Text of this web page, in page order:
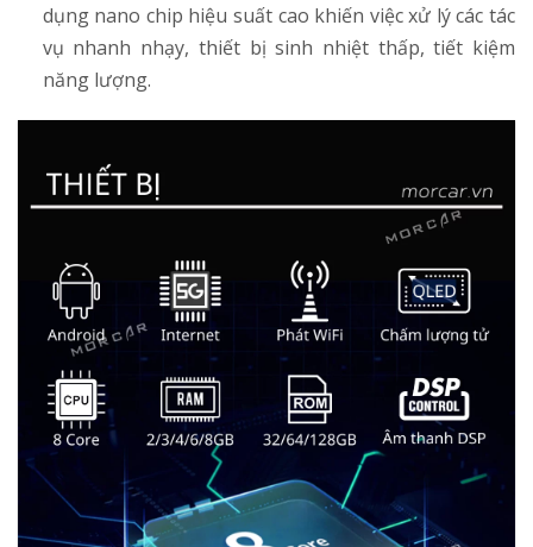
dụng nano chip hiệu suất cao khiến việc xử lý các tác
vụ nhanh nhạy, thiết bị sinh nhiệt thấp, tiết kiệm
năng lượng.